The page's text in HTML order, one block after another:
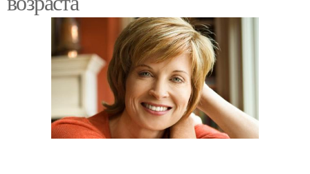
Женская одежда